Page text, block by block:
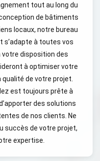
tout au long du
de bâtiments
locaux, notre bureau
s’adapte à toutes vos
disposition des
à optimiser votre
de votre projet.
est toujours prête à
des solutions
de nos clients. Ne
succès de votre projet,
expertise.